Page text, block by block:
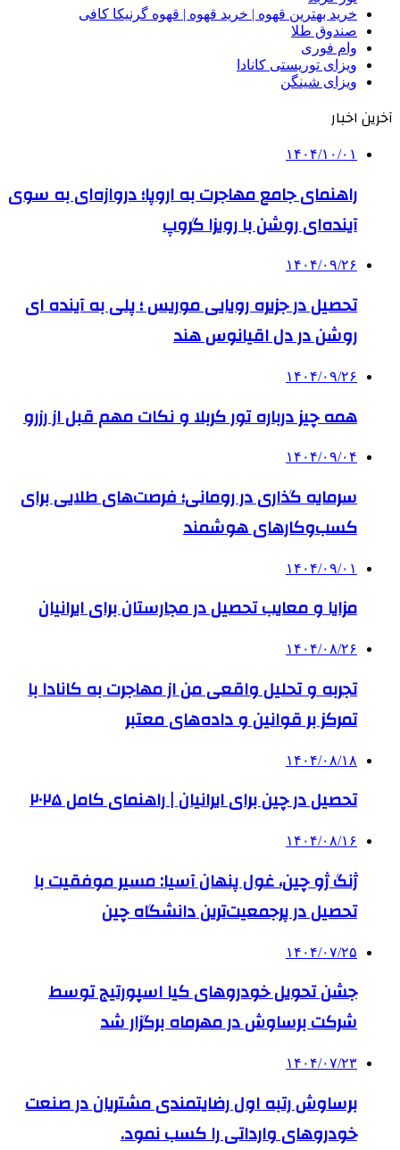
خرید بهترین قهوه | خرید قهوه | قهوه گرنیکا کافی
صندوق طلا
وام فوری
ویزای توریستی کانادا
ویزای شینگن
آخرین اخبار
۱۴۰۴/۱۰/۰۱
راهنمای جامع مهاجرت به اروپا؛ دروازه‌ای به سوی
آینده‌ای روشن با رویزا گروپ
۱۴۰۴/۰۹/۲۶
تحصیل در جزیره رویایی موریس ؛ پلی به آینده ‌ای
روشن در دل اقیانوس ‌هند
۱۴۰۴/۰۹/۲۶
همه چیز درباره تور کربلا و نکات مهم قبل از رزرو
۱۴۰۴/۰۹/۰۴
سرمایه گذاری در رومانی؛ فرصت‌های طلایی برای
کسب‌وکارهای هوشمند
۱۴۰۴/۰۹/۰۱
مزایا و معایب تحصیل در مجارستان برای ایرانیان
۱۴۰۴/۰۸/۲۶
تجربه و تحلیل واقعی من از مهاجرت به کانادا با
تمرکز بر قوانین و داده‌های معتبر
۱۴۰۴/۰۸/۱۸
تحصیل در چین برای ایرانیان | راهنمای کامل ۲۰۲۵
۱۴۰۴/۰۸/۱۶
ژنگ ژو چین، غول پنهان آسیا: مسیر موفقیت با
تحصیل در پرجمعیت‌ترین دانشگاه چین
۱۴۰۴/۰۷/۲۵
جشن تحویل خودروهای کیا اسپورتیج توسط
شرکت برساوش در مهرماه برگزار شد
۱۴۰۴/۰۷/۲۳
برساوش رتبه اول رضایتمندی مشتریان در صنعت
خودروهای وارداتی را کسب نمود.